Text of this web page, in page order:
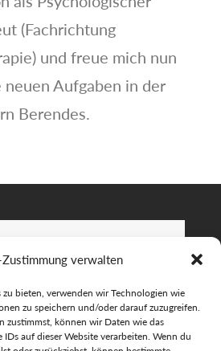
verwalten
bieten, verwenden wir Technologien wie
zu speichern und/oder darauf zuzugreifen.
zustimmst, können wir Daten wie das
auf dieser Website verarbeiten. Wenn du
(Fachrichtung
und freue mich nun
neuen Aufgaben in der
Berendes.